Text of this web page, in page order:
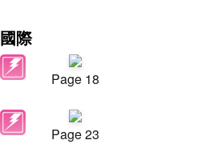
國際
Page 18
Page 23